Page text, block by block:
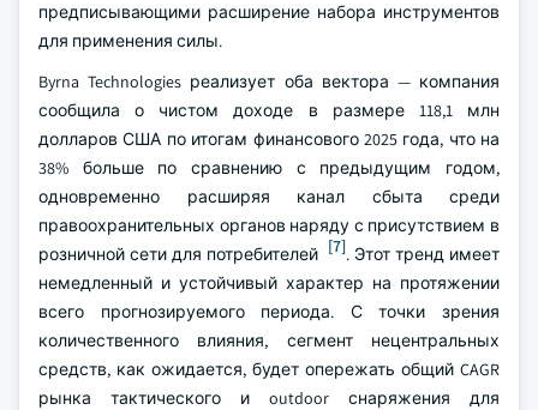
предписывающими расширение набора инструментов
для применения силы.
Byrna Technologies реализует оба вектора — компания
сообщила о чистом доходе в размере 118,1 млн
долларов США по итогам финансового 2025 года, что на
38% больше по сравнению с предыдущим годом,
одновременно расширяя канал сбыта среди
правоохранительных органов наряду с присутствием в
розничной сети для потребителей [7]. Этот тренд имеет
немедленный и устойчивый характер на протяжении
всего прогнозируемого периода. С точки зрения
количественного влияния, сегмент нецентральных
средств, как ожидается, будет опережать общий CAGR
рынка тактического и outdoor снаряжения для